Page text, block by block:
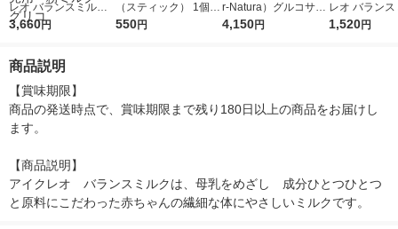
レオ バランスミルク
スティックタイプ 1セ
用 粉ミルク グリコ
3,660円
（スティック） 1個
雪印ビーンスターク
550円
r-Natura）グルコサミ
ン 60日分（360粒
4,150円
レオ バラン
1缶（320g
1,520円
商品説明
【賞味期限】
商品の発送時点で、賞味期限まで残り180日以上の商品をお届けし
ます。
【商品説明】
アイクレオ　バランスミルクは、母乳をめざし　成分ひとつひとつ
と原料にこだわった赤ちゃんの繊細な体にやさしいミルクです。